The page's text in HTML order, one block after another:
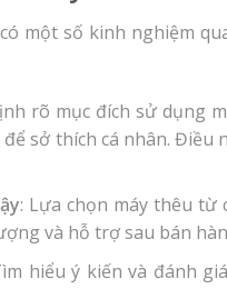
một số kinh nghiệm
rõ mục đích sử dụng
sở thích cá nhân.
: Lựa chọn máy thêu
và hỗ trợ sau bán
hiểu ý kiến và đánh